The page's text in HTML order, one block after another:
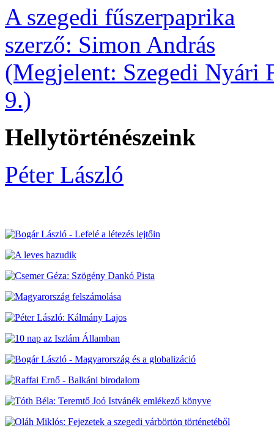
A szegedi fűszerpaprika
szerző: Simon András
(Megjelent: Szegedi
9.)
Hellytörténészeink
Péter László